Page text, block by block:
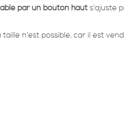
par un bouton haut s'ajuste
n'est possible, car il est